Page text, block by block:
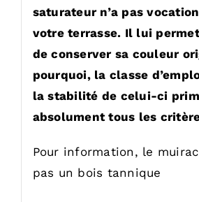
saturateur n’a pas
votre terrasse. Il lui
de conserver sa couleur
pourquoi, la classe
la stabilité de celui-ci
absolument tous les
Pour information, le
pas un bois tannique